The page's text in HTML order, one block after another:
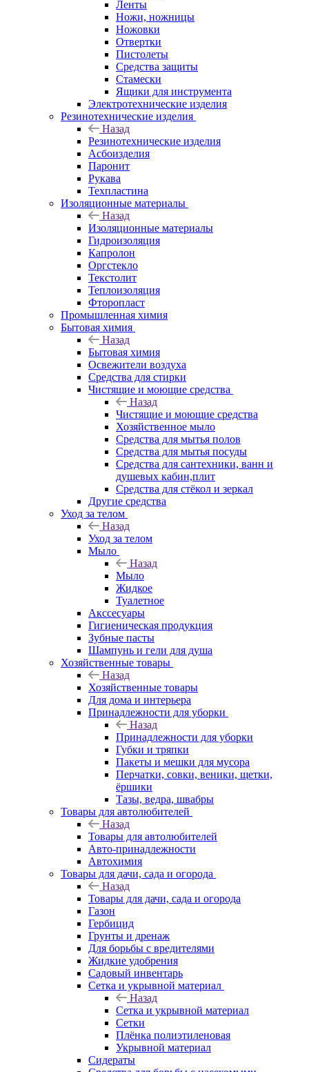
Ленты
Ножи, ножницы
Ножовки
Отвертки
Пистолеты
Средства защиты
Стамески
Ящики для инструмента
Электротехнические изделия
Резинотехнические изделия
Назад
Резинотехнические изделия
Асбоизделия
Паронит
Рукава
Техпластина
Изоляционные материалы
Назад
Изоляционные материалы
Гидроизоляция
Капролон
Оргстекло
Текстолит
Теплоизоляция
Фторопласт
Промышленная химия
Бытовая химия
Назад
Бытовая химия
Освежители воздуха
Средства для стирки
Чистящие и моющие средства
Назад
Чистящие и моющие средства
Хозяйственное мыло
Средства для мытья полов
Средства для мытья посуды
Средства для сантехники, ванн и
душевых кабин,плит
Средства для стёкол и зеркал
Другие средства
Уход за телом
Назад
Уход за телом
Мыло
Назад
Мыло
Жидкое
Туалетное
Акссесуары
Гигиеническая продукция
Зубные пасты
Шампунь и гели для душа
Хозяйственные товары
Назад
Хозяйственные товары
Для дома и интерьера
Принадлежности для уборки
Назад
Принадлежности для уборки
Губки и тряпки
Пакеты и мешки для мусора
Перчатки, совки, веники, щетки,
ёршики
Тазы, ведра, швабры
Товары для автолюбителей
Назад
Товары для автолюбителей
Авто-принадлежности
Автохимия
Товары для дачи, сада и огорода
Назад
Товары для дачи, сада и огорода
Газон
Гербицид
Грунты и дренаж
Для борьбы с вредителями
Жидкие удобрения
Садовый инвентарь
Сетка и укрывной материал
Назад
Сетка и укрывной материал
Сетки
Плёнка полиэтиленовая
Укрывной материал
Сидераты